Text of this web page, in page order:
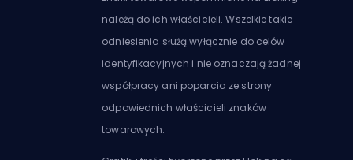
należą do ich właścicieli. Wszelkie takie
odniesienia służą wyłącznie do celów
identyfikacyjnych i nie oznaczają żadnej
współpracy ani poparcia ze strony
odpowiednich właścicieli znaków
towarowych.